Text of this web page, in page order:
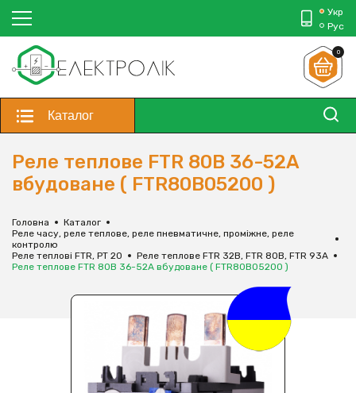
Укр
Рус
0
Каталог
Реле теплове FTR 80B 36-52А
вбудоване ( FTR80B05200 )
Головна
Каталог
Реле часу, реле теплове, реле пневматичне, проміжне, реле
контролю
Реле теплові FTR, PT 20
Реле теплове FTR 32B, FTR 80B, FTR 93А
Реле теплове FTR 80B 36-52А вбудоване ( FTR80B05200 )